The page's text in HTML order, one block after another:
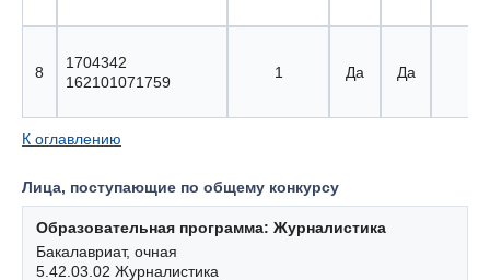
8
1704342
162101071759
1 Да Да
К оглавлению
Лица, поступающие по общему конкурсу
Образовательная программа: Журналистика
Бакалавриат, очная
5.42.03.02 Журналистика